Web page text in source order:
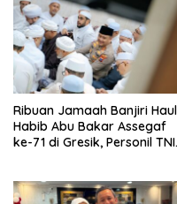
Ribuan Jamaah Banjiri Haul
Habib Abu Bakar Assegaf
ke-71 di Gresik, Personil TNI